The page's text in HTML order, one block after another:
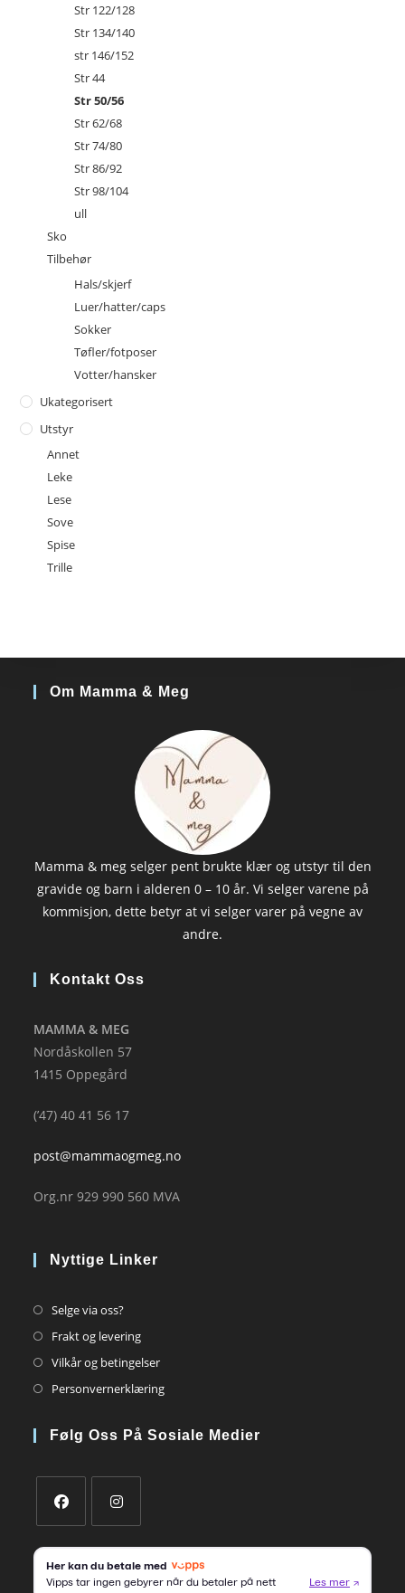
Str 122/128
Str 134/140
str 146/152
Str 44
Str 50/56
Str 62/68
Str 74/80
Str 86/92
Str 98/104
ull
Sko
Tilbehør
Hals/skjerf
Luer/hatter/caps
Sokker
Tøfler/fotposer
Votter/hansker
Ukategorisert
Utstyr
Annet
Leke
Lese
Sove
Spise
Trille
Om Mamma & Meg
Mamma & meg selger pent brukte klær og utstyr til den
gravide og barn i alderen 0 – 10 år. Vi selger varene på
kommisjon, dette betyr at vi selger varer på vegne av
andre.
Kontakt Oss
MAMMA & MEG
Nordåskollen 57
1415 Oppegård
(’47) 40 41 56 17
post@mammaogmeg.no
Org.nr 929 990 560 MVA
Nyttige Linker
Selge via oss?Opens
in
tab
Frakt og leveringOpens
in
tab
Vilkår og betingelserOpens
in
new
PersonvernerklæringOpens
a
Følg Oss På Sosiale Medier
in
in
a